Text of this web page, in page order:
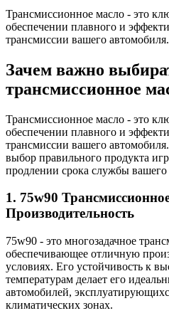
Трансмиссионное масло - это
обеспечении плавного и
трансмиссии вашего автомобиля.
Зачем важно
трансмиссионное
Трансмиссионное масло - это
обеспечении плавного и
трансмиссии вашего
выбор правильного продукта
продлении срока службы вашего
1. 75w90
Производительность
75w90 - это многозадачное
обеспечивающее отличную
условиях. Его устойчивость к
температурам делает его
автомобилей,
климатических зонах.